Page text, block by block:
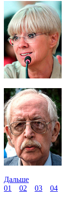
Дальше
01
02 03 04